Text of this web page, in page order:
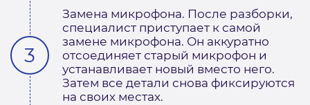
Замена микрофона. После разборки,
специалист приступает к самой
замене микрофона. Он аккуратно
отсоединяет старый микрофон и
устанавливает новый вместо него.
Затем все детали снова фиксируются
на своих местах.